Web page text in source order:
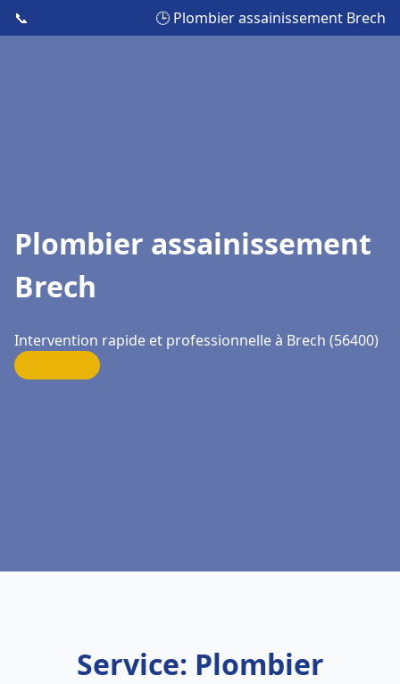
📞 🕒 Plombier assainissement Brech
Plombier assainissement
Brech
Intervention rapide et professionnelle à Brech (56400)
Service: Plombier